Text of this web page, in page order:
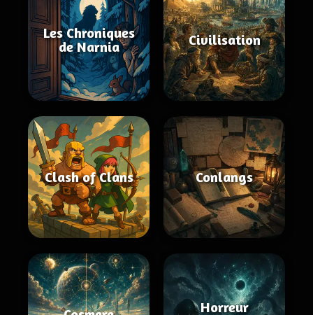
Les Chroniques
de Narnia
Civilisation
Clash of Clans Conlangs
Horreur